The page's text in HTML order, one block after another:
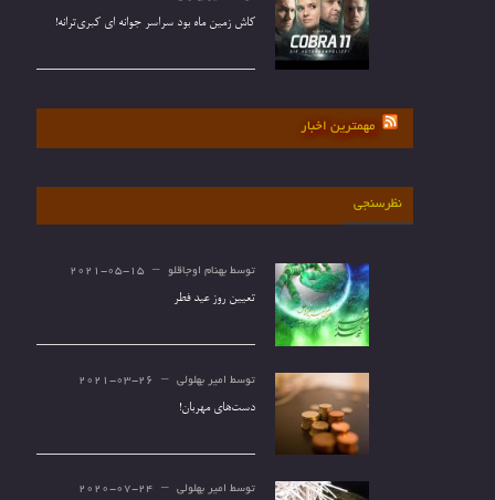
کاش زمین ماه بود سراسر جوانه ای کبری‌ترانه!
مهمترین اخبار
نظرسنجی
توسط بهنام اوجاقلو 2021-05-15
تعیین روز عید فطر
توسط امیر بهلولی 2021-03-26
دست‌های مهربان!
توسط امیر بهلولی 2020-07-24